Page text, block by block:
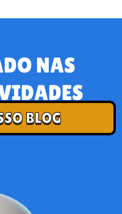
NAS
BLOG